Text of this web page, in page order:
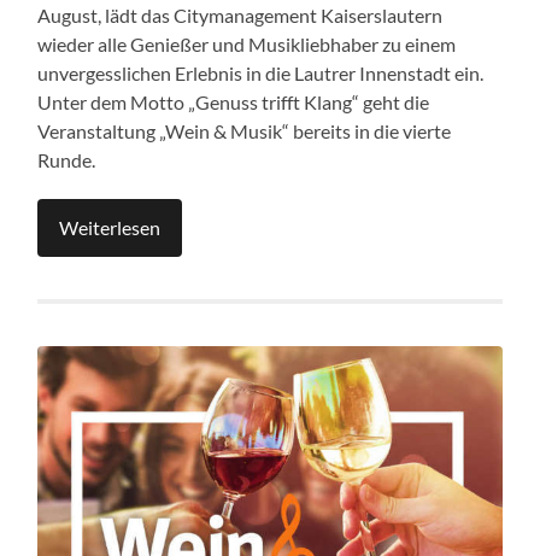
August, lädt das Citymanagement Kaiserslautern
wieder alle Genießer und Musikliebhaber zu einem
unvergesslichen Erlebnis in die Lautrer Innenstadt ein.
Unter dem Motto „Genuss trifft Klang“ geht die
Veranstaltung „Wein & Musik“ bereits in die vierte
Runde.
Weiterlesen